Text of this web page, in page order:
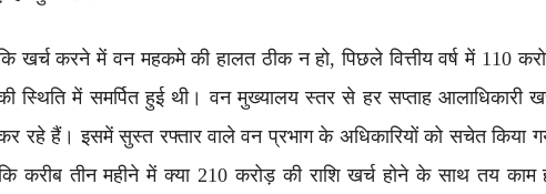
खर्च करने में वन महकमे की हालत ठीक न हो, पिछले वित्तीय वर्ष में 110
स्थिति में समर्पित हुई थी। वन मुख्यालय स्तर से हर सप्ताह आलाधिकारी
हैं। इसमें सुस्त रफ्तार वाले वन प्रभाग के अधिकारियों को सचेत किया
करीब तीन महीने में क्या 210 करोड़ की राशि खर्च होने के साथ तय काम